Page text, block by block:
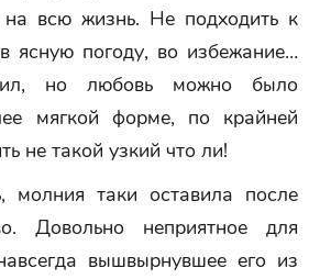
всю жизнь. Не подходить к
ясную погоду, во избежание…
но любовь можно было
мягкой форме, по крайней
не такой узкий что ли!
молния таки оставила после
Довольно неприятное для
вышвырнувшее его из